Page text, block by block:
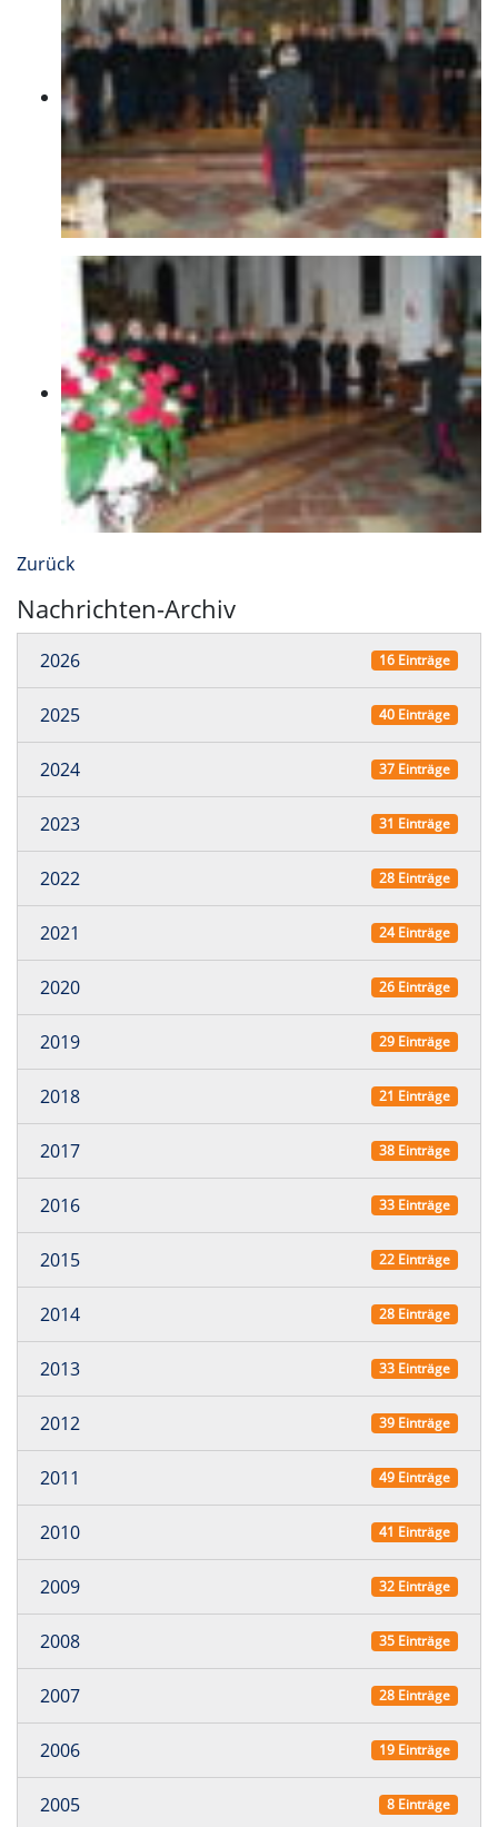
Zurück
Nachrichten-Archiv
2026 16 Einträge
2025 40 Einträge
2024 37 Einträge
2023 31 Einträge
2022 28 Einträge
2021 24 Einträge
2020 26 Einträge
2019 29 Einträge
2018 21 Einträge
2017 38 Einträge
2016 33 Einträge
2015 22 Einträge
2014 28 Einträge
2013 33 Einträge
2012 39 Einträge
2011 49 Einträge
2010 41 Einträge
2009 32 Einträge
2008 35 Einträge
2007 28 Einträge
2006 19 Einträge
2005 8 Einträge